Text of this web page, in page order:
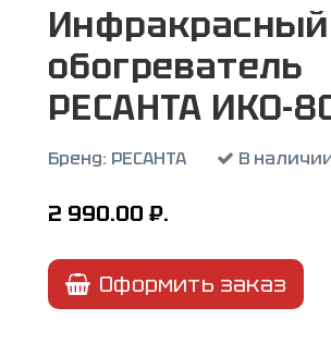
Инфракрасный
обогреватель
РЕСАНТА ИКО-
Бренд: РЕСАНТА В
2 990.00 ₽.
Оформить заказ